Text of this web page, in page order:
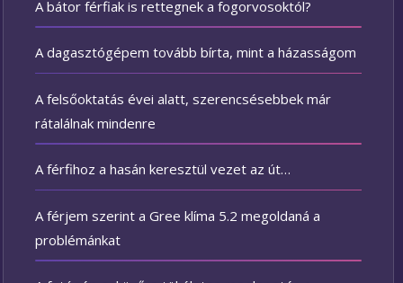
A bátor férfiak is rettegnek a fogorvosoktól?
A dagasztógépem tovább bírta, mint a házasságom
A felsőoktatás évei alatt, szerencsésebbek már
rátalálnak mindenre
A férfihoz a hasán keresztül vezet az út…
A férjem szerint a Gree klíma 5.2 megoldaná a
problémánkat